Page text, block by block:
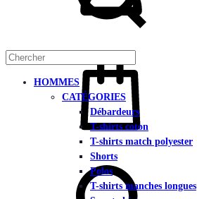
HOMMES
CATÉGORIES
Débardeurs
T-shirts coton
T-shirts match polyester
Shorts
Polos
T-shirts manches longues